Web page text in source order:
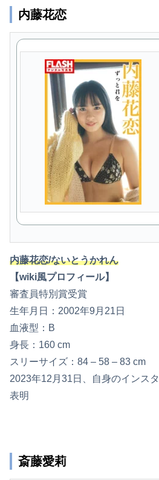
内藤花恋
内藤花恋/ないとうかれん
【wiki風プロフィール】
審査員特別賞受賞
生年月日：2002年9月21日
血液型：B
身長：160 cm
スリーサイズ：84 – 58 – 83 cm
2023年12月31日、自身のインス
表明
斎藤愛莉